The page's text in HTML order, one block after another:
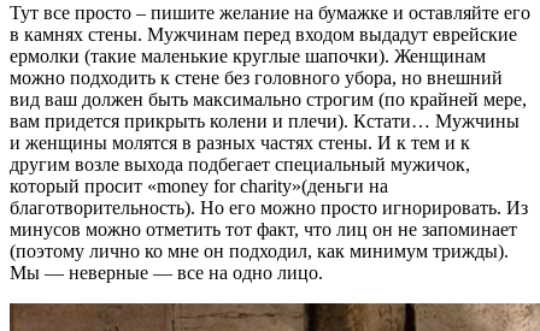
Тут все просто – пишите желание на бумажке и оставляйте его
в камнях стены. Мужчинам перед входом выдадут еврейские
ермолки (такие маленькие круглые шапочки). Женщинам
можно подходить к стене без головного убора, но внешний
вид ваш должен быть максимально строгим (по крайней мере,
вам придется прикрыть колени и плечи). Кстати… Мужчины
и женщины молятся в разных частях стены. И к тем и к
другим возле выхода подбегает специальный мужичок,
который просит «money for charity»(деньги на
благотворительность). Но его можно просто игнорировать. Из
минусов можно отметить тот факт, что лиц он не запоминает
(поэтому лично ко мне он подходил, как минимум трижды).
Мы — неверные — все на одно лицо.